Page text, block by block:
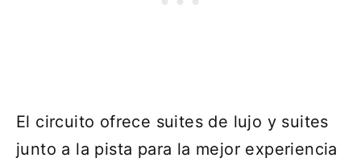
El circuito ofrece suites de lujo y suites
junto a la pista para la mejor experiencia